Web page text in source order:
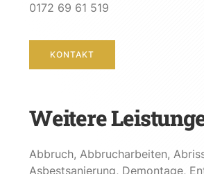
0172 69 61 519
KONTAKT
Weitere
Abbruch, Abbrucharbeiten,
Asbestsanierung, Demontage,